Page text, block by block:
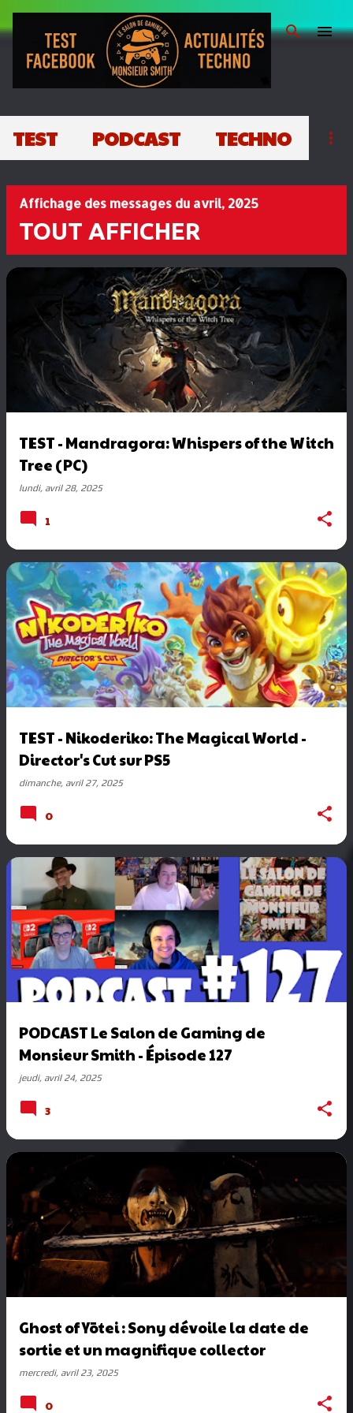
Passer au contenu principal
TEST PODCAST TECHNO
Affichage des messages du avril, 2025
TOUT AFFICHER
TEST - Mandragora: Whispers of the Witch
Tree (PC)
lundi, avril 28, 2025
1
TEST - Nikoderiko: The Magical World -
Director's Cut sur PS5
dimanche, avril 27, 2025
0
PODCAST Le Salon de Gaming de
Monsieur Smith - Épisode 127
jeudi, avril 24, 2025
3
Ghost of Yōtei : Sony dévoile la date de
sortie et un magnifique collector
mercredi, avril 23, 2025
0